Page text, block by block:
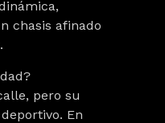
chasis afinado
pero su
En